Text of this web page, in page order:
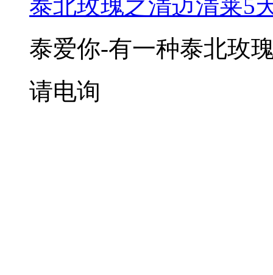
泰北玫瑰之清迈清莱5
泰爱你-有一种泰北玫
请电询